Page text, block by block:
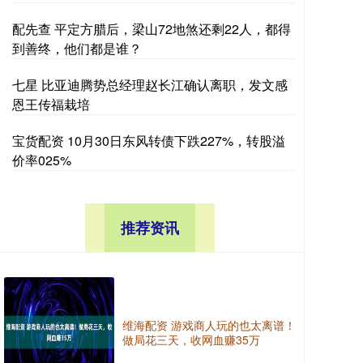
配先查 平定方腊后，梁山72地煞还剩22人，都得
到善终，他们都是谁？
七星 比亚迪腾势总经理赵长江确认离职，发文感
恩王传福栽培
宝货配资 10月30日东风转债下跌227%，转股溢
价率025%
推荐资讯
维海配资 游戏商人玩的也太离谱！
做局花三天，收网血赚35万